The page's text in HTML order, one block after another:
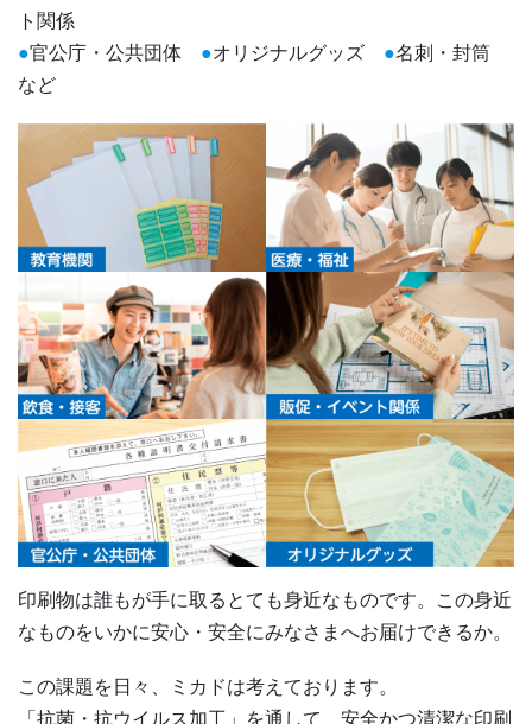
ト関係
●官公庁・公共団体 ●オリジナルグッズ ●名刺・封筒
など
印刷物は誰もが手に取るとても身近なものです。この身近
なものをいかに安心・安全にみなさまへお届けできるか。
この課題を日々、ミカドは考えております。
「抗菌・抗ウイルス加工」を通して、安全かつ清潔な印刷